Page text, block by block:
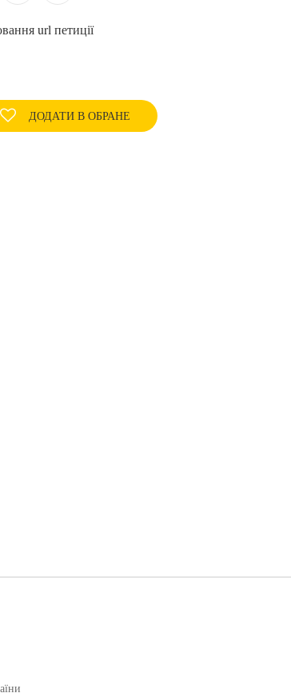
url петиції
ДОДАТИ В ОБРАНЕ